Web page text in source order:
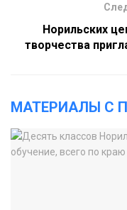
Норильских
творчества
МАТЕРИАЛЫ С